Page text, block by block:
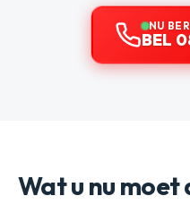
NU
BEL
Wat u nu moet